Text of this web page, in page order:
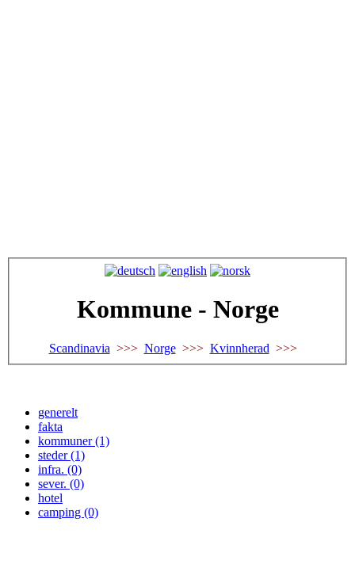
Kommune - Norge
Scandinavia >>> Norge>>> Kvinnherad
generelt
fakta
kommuner (1)
steder (1)
infra. (0)
sever. (0)
hotel
camping (0)